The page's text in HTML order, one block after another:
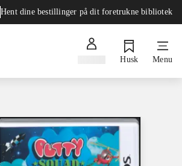
Hent dine bestillinger på dit foretrukne bibliotek
Husk Menu